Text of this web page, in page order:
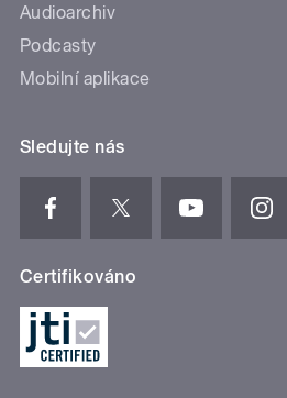
Audioarchiv
Podcasty
Mobilní aplikace
Sledujte nás
Certifikováno